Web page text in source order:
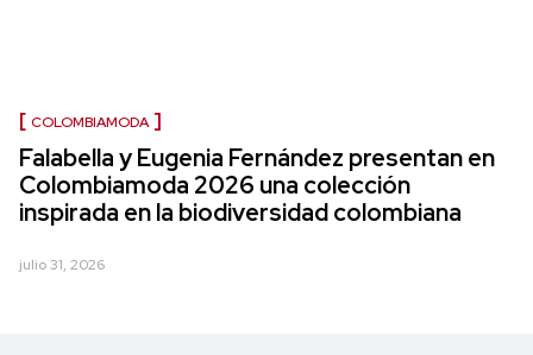
COLOMBIAMODA
Falabella y Eugenia Fernández presentan en
Colombiamoda 2026 una colección
inspirada en la biodiversidad colombiana
julio 31, 2026